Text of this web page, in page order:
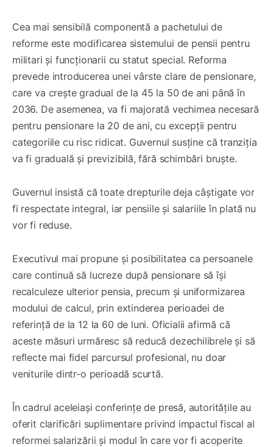
Cea mai sensibilă componentă a pachetului de
reforme este modificarea sistemului de pensii pentru
militari și funcționarii cu statut special. Reforma
prevede introducerea unei vârste clare de pensionare,
care va crește gradual de la 45 la 50 de ani până în
2036. De asemenea, va fi majorată vechimea necesară
pentru pensionare la 20 de ani, cu excepții pentru
categoriile cu risc ridicat. Guvernul susține că tranziția
va fi graduală și previzibilă, fără schimbări bruște.
Guvernul insistă că toate drepturile deja câștigate vor
fi respectate integral, iar pensiile și salariile în plată nu
vor fi reduse.
Executivul mai propune și posibilitatea ca persoanele
care continuă să lucreze după pensionare să își
recalculeze ulterior pensia, precum și uniformizarea
modului de calcul, prin extinderea perioadei de
referință de la 12 la 60 de luni. Oficialii afirmă că
aceste măsuri urmăresc să reducă dezechilibrele și să
reflecte mai fidel parcursul profesional, nu doar
veniturile dintr-o perioadă scurtă.
În cadrul aceleiași conferințe de presă, autoritățile au
oferit clarificări suplimentare privind impactul fiscal al
reformei salarizării și modul în care vor fi acoperite